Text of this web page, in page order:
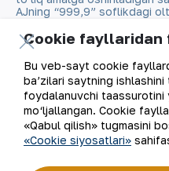
AJning “999,9” soflikdagi
brendiga aylandi.
Kompaniya haqida
Bizning faoliyatimiz
Barqaror rivojlanish
Cookie fayllaridan
Bu veb-sayt cookie
ba’zilari saytning
foydalanuvchi taassurotini
mo‘ljallangan. Cookie
«Qabul qilish» tugmasini
«Cookie siyosatlari»